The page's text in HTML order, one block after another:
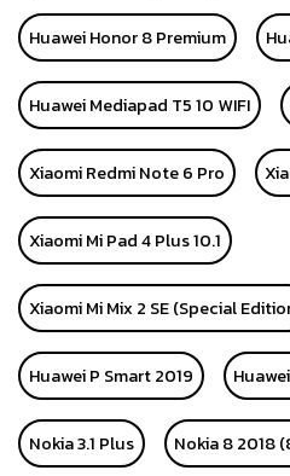
Huawei Honor 8 Premium
Huawei Mediapad T5 10 WIFI
Xiaomi Redmi Note 6 Pro
Xiaomi Mi Pad 4 Plus 10.1
Xiaomi Mi Mix 2 SE (Special
Huawei P Smart 2019
Nokia 3.1 Plus Nokia 8 2018